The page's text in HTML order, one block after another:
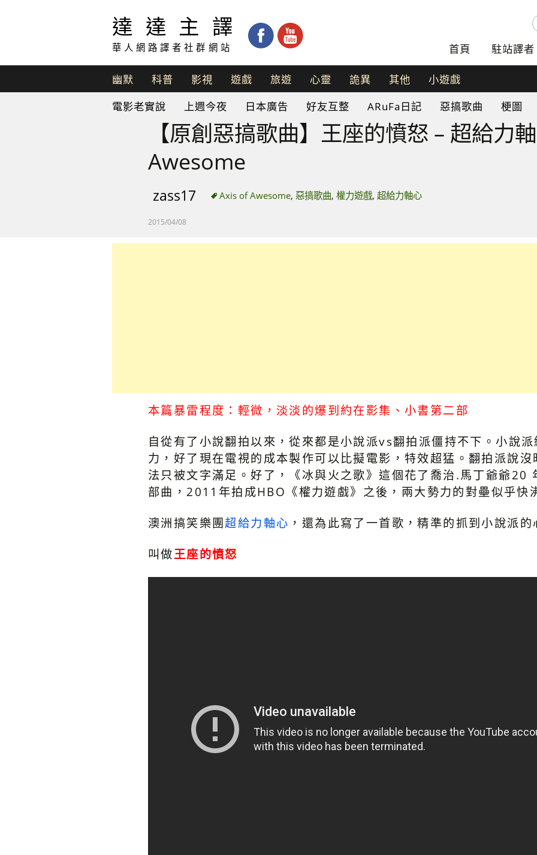
達達主譯
華人網路譯者社群網站 首頁 駐站譯者
幽默
脫
口
科普 影視 遊戲 旅遊 心靈 詭異 其他
小遊戲
戲
電影老實說 上週今夜 日本廣告 好友互整 ARuFa日記 惡搞歌曲 梗圖
【原創惡搞歌曲】王座的憤怒 – 超給力
Awesome
zass17 Axis of Awesome,惡搞歌曲,權力遊戲,超給力軸心
2015/04/08
本篇暴雷程度：輕微，淡淡的爆到約在影集、小書第二部
自從有了小說翻拍以來，從來都是小說派vs翻拍派僵持不下。小說
力，好了現在電視的成本製作可以比擬電影，特效超猛。翻拍派說沒
法只被文字滿足。好了，《冰與火之歌》這個花了喬治.馬丁爺爺20
部曲，2011年拍成HBO《權力遊戲》之後，兩大勢力的對壘似乎快
澳洲搞笑樂團超給力軸心 ，還為此寫了一首歌，精準的抓到小說派
叫做王座的憤怒